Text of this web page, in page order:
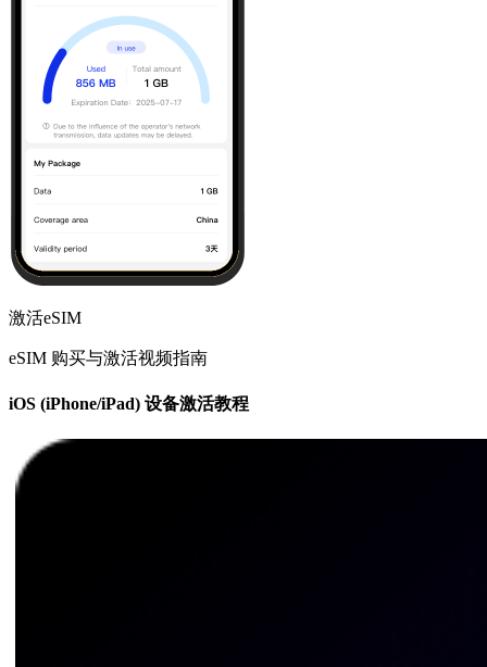
激活eSIM
eSIM 购买与激活视频指南
iOS (iPhone/iPad) 设备激活教程